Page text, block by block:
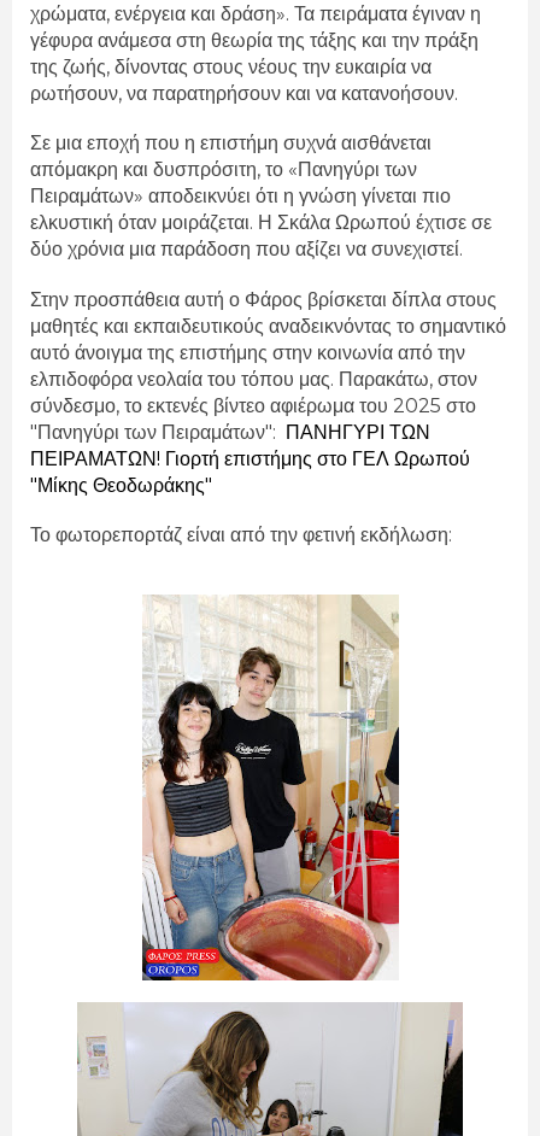
χρώματα, ενέργεια και δράση». Τα πειράματα έγιναν η
γέφυρα ανάμεσα στη θεωρία της τάξης και την πράξη
της ζωής, δίνοντας στους νέους την ευκαιρία να
ρωτήσουν, να παρατηρήσουν και να κατανοήσουν.
Σε μια εποχή που η επιστήμη συχνά αισθάνεται
απόμακρη και δυσπρόσιτη, το «Πανηγύρι των
Πειραμάτων» αποδεικνύει ότι η γνώση γίνεται πιο
ελκυστική όταν μοιράζεται. Η Σκάλα Ωρωπού έχτισε σε
δύο χρόνια μια παράδοση που αξίζει να συνεχιστεί.
Στην προσπάθεια αυτή ο Φάρος βρίσκεται δίπλα στους
μαθητές και εκπαιδευτικούς αναδεικνόντας το σημαντικό
αυτό άνοιγμα της επιστήμης στην κοινωνία από την
ελπιδοφόρα νεολαία του τόπου μας. Παρακάτω, στον
σύνδεσμο, το εκτενές βίντεο αφιέρωμα του 2025 στο
"Πανηγύρι των Πειραμάτων": ΠΑΝΗΓΥΡΙ ΤΩΝ
ΠΕΙΡΑΜΑΤΩΝ! Γιορτή επιστήμης στο ΓΕΛ Ωρωπού
"Μίκης Θεοδωράκης"
Το φωτορεπορτάζ είναι από την φετινή εκδήλωση: